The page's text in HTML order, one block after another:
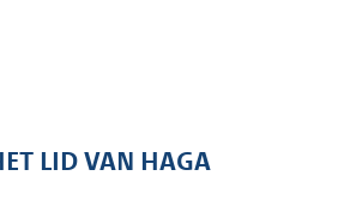
LID VAN HAGA